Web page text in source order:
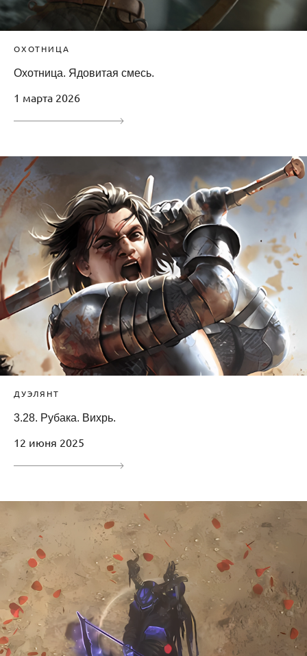
ОХОТНИЦА
Охотница. Ядовитая смесь.
1 марта 2026
ДУЭЛЯНТ
3.28. Рубака. Вихрь.
12 июня 2025